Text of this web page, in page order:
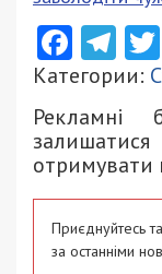
Категории:
отримувати
Приєднуйтесь
за останніми